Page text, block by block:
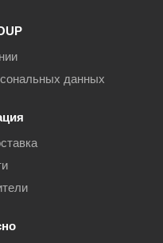
данных